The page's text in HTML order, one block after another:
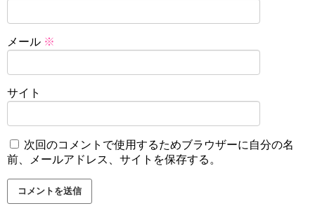
メール ※
サイト
次回のコメントで使用するためブラウザーに自分の名
前、メールアドレス、サイトを保存する。